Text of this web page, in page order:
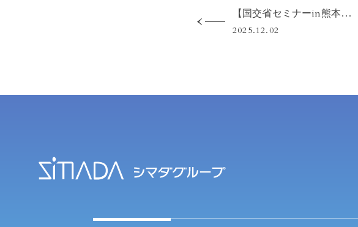
【国交省セミナーin熊本】「遊休不動産の活用で地域課題を解決！」～不動産小口化『ジャストフィット』事例紹介～
2025.12.02